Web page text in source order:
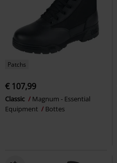
Patchs
€ 107,99
Classic
Magnum - Essential
Equipment
Bottes